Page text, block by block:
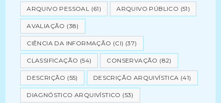
ARQUIVO PESSOAL (61) ARQUIVO PÚBLICO (51)
AVALIAÇÃO (38)
CIÊNCIA DA INFORMAÇÃO (CI) (37)
CLASSIFICAÇÃO (54) CONSERVAÇÃO (82)
DESCRIÇÃO (55) DESCRIÇÃO ARQUIVÍSTICA (41)
DIAGNÓSTICO ARQUIVÍSTICO (53)